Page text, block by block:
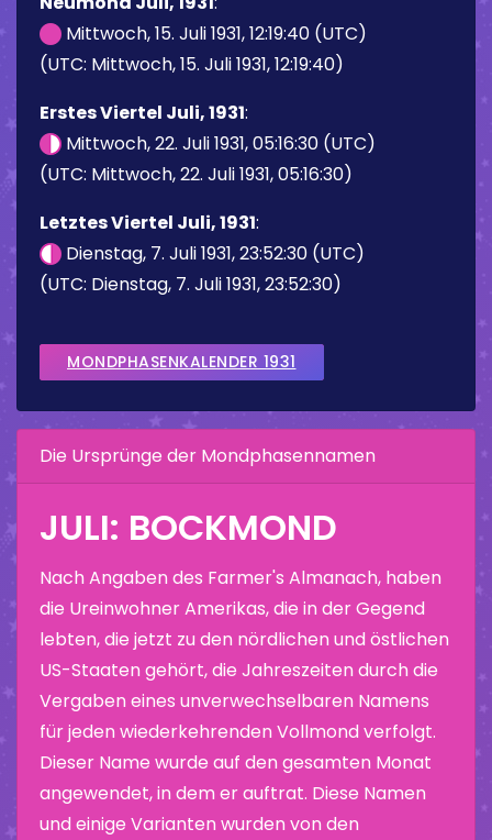
Mittwoch, 15. Juli 1931, 12:19:40 (UTC)
(UTC: Mittwoch, 15. Juli 1931, 12:19:40)
Erstes Viertel Juli, 1931:
Mittwoch, 22. Juli 1931, 05:16:30 (UTC)
(UTC: Mittwoch, 22. Juli 1931, 05:16:30)
Letztes Viertel Juli, 1931:
Dienstag, 7. Juli 1931, 23:52:30 (UTC)
(UTC: Dienstag, 7. Juli 1931, 23:52:30)
MONDPHASENKALENDER 1931
Die Ursprünge der Mondphasennamen
JULI: BOCKMOND
Nach Angaben des Farmer's Almanach, haben
die Ureinwohner Amerikas, die in der Gegend
lebten, die jetzt zu den nördlichen und östlichen
US-Staaten gehört, die Jahreszeiten durch die
Vergaben eines unverwechselbaren Namens
für jeden wiederkehrenden Vollmond verfolgt.
Dieser Name wurde auf den gesamten Monat
angewendet, in dem er auftrat. Diese Namen
und einige Varianten wurden von den